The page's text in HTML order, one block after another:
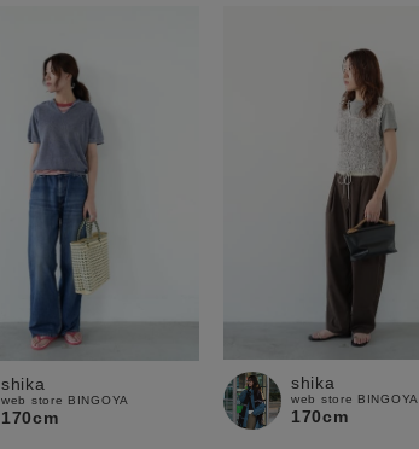
shika
web store BINGOYA
170cm
shika
web store BINGOYA
170cm